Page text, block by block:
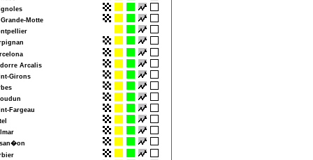
Motte
Arcalis
Girons
Fargeau